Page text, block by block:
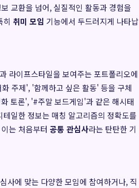
교환을 넘어, 실질적인 활동과 경험을
히 취미 모임 기능에서 두드러지게 나타납
라이프스타일을 보여주는 포트폴리오에
주제', '함께하고 싶은 활동' 등을 구체
토론', '#주말 보드게임'과 같은 해시태
일한 정보는 매칭 알고리즘의 정확도를
는 처음부터 공통 관심사라는 탄탄한 기
사에 맞는 다양한 모임에 참여하거나, 직